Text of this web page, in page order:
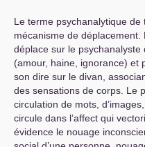
Le terme psychanalytique
mécanisme de
déplace sur le
(amour, haine, ignorance) et
son dire sur le divan,
des sensations de corps. Le
circulation de mots,
circule dans l’affect qui
évidence le nouage